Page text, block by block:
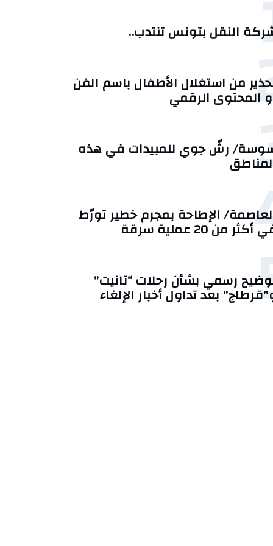
النقل بتونس تنتدب..
من استغلال الأطفال باسم الفن
المحتوى الرقمي
رشّ جوي للمبيدات في هذه
الإطاحة بمجرم خطير تورّط
أكثر من 20 عملية سرقة
رسمي بشأن رحلات “تانيت”
بعد تداول أخبار الإلغاء